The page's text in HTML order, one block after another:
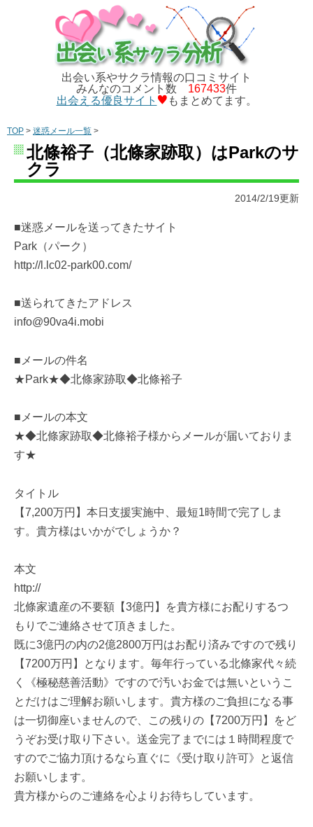
出会い系やサクラ情報の口コミサイト
みんなのコメント数 167433件
出会える優良サイト
もまとめてます。
TOP > 迷惑メール一覧 >
北條裕子（北條家跡取）はParkのサ
クラ
2014/2/19更新
■迷惑メールを送ってきたサイト
Park（パーク）
http://l.lc02-park00.com/
■送られてきたアドレス
info@90va4i.mobi
■メールの件名
★Park★◆北條家跡取◆北條裕子
■メールの本文
★◆北條家跡取◆北條裕子様からメールが届いておりま
す★
タイトル
【7,200万円】本日支援実施中、最短1時間で完了しま
す。貴方様はいかがでしょうか？
本文
http://
北條家遺産の不要額【3億円】を貴方様にお配りするつ
もりでご連絡させて頂きました。
既に3億円の内の2億2800万円はお配り済みですので残り
【7200万円】となります。毎年行っている北條家代々続
く《極秘慈善活動》ですので汚いお金では無いというこ
とだけはご理解お願いします。貴方様のご負担になる事
は一切御座いませんので、この残りの【7200万円】をど
うぞお受け取り下さい。送金完了までには１時間程度で
すのでご協力頂けるなら直ぐに《受け取り許可》と返信
お願いします。
貴方様からのご連絡を心よりお待ちしています。